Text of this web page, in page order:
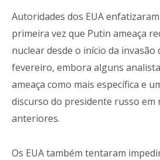
Autoridades dos EUA
primeira vez que Putin ameaça
nuclear desde o início da invasão
fevereiro, embora alguns
ameaça como mais específica e
discurso do presidente russo em
anteriores.
Os EUA também tentaram